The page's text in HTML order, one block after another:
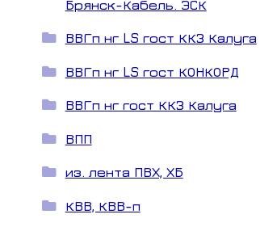
Брянск-Кабель. ЭСК
ВВГп нг LS гост ККЗ Калуга
ВВГп нг LS гост КОНКОРД
ВВГп нг гост ККЗ Калуга
ВПП
из. лента ПВХ, ХБ
КВВ, КВВ-п